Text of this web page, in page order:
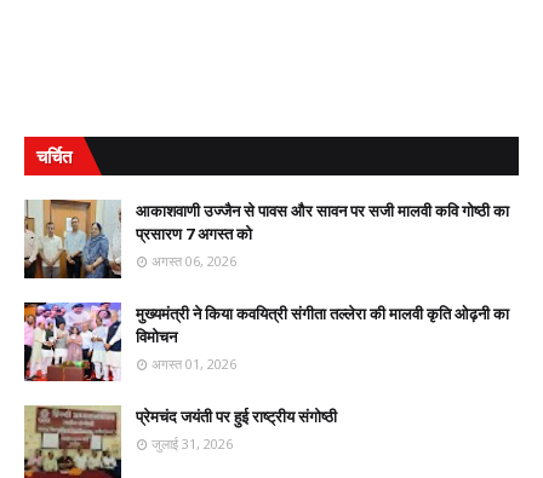
चर्चित
आकाशवाणी उज्जैन से पावस और सावन पर सजी मालवी कवि गोष्ठी का
प्रसारण 7 अगस्त को
अगस्त 06, 2026
मुख्यमंत्री ने किया कवयित्री संगीता तल्लेरा की मालवी कृति ओढ़नी का
विमोचन
अगस्त 01, 2026
प्रेमचंद जयंती पर हुई राष्ट्रीय संगोष्ठी
जुलाई 31, 2026